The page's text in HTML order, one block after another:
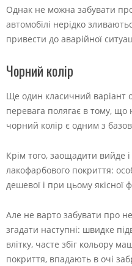
Однак не можна забувати
автомобілі нерідко
привести до аварійної
Чорний колір
Ще один класичний варіант
перевага полягає в тому,
чорний колір є одним з
Крім того, заощадити вийде
лакофарбового покриття:
дешевої і при цьому якісної
Але не варто забувати про
згадати наступні: швидке
влітку, часте збіг кольору
покриття, впадають в очі